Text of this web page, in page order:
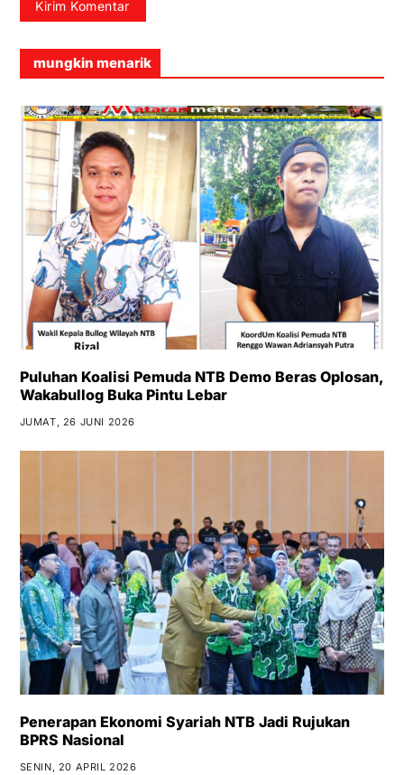
mungkin menarik
Puluhan Koalisi Pemuda NTB Demo Beras Oplosan,
Wakabullog Buka Pintu Lebar
JUMAT, 26 JUNI 2026
Penerapan Ekonomi Syariah NTB Jadi Rujukan
BPRS Nasional
SENIN, 20 APRIL 2026